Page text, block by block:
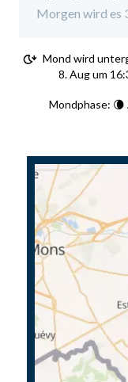
Morgen wird es
Mond wird
8. Aug um
Mondphase: 🌘